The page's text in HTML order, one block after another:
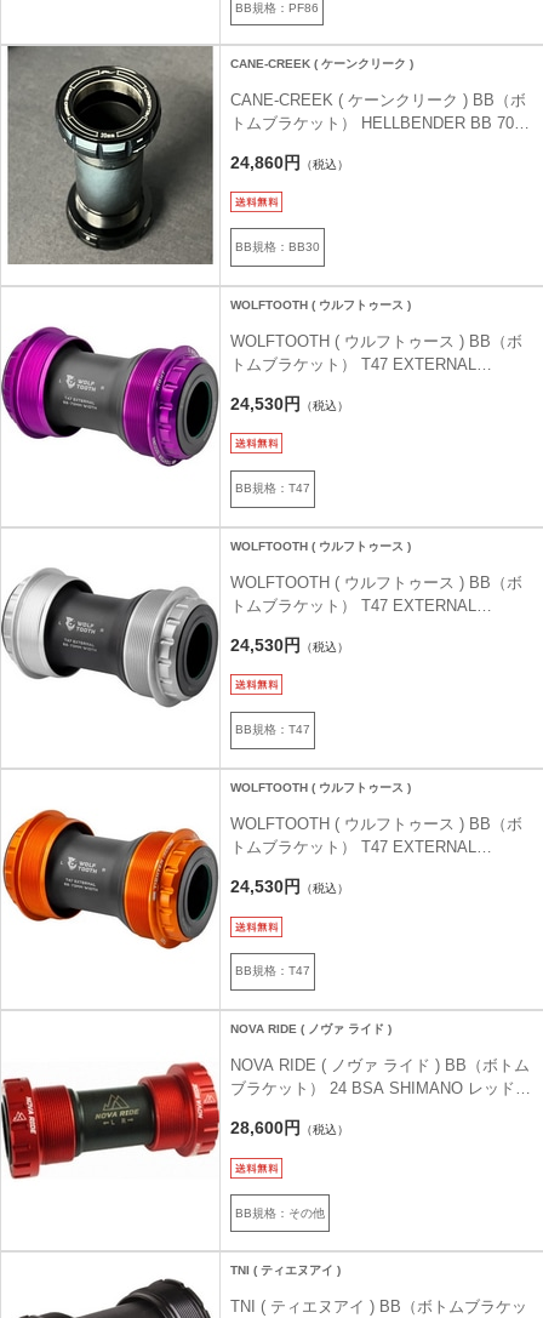
BB規格：PF86
CANE-CREEK ( ケーンクリーク )
CANE-CREEK ( ケーンクリーク ) BB（ボ
トムブラケット） HELLBENDER BB 70 (
BSA30(30mm)
24,860円 （税込）
BB規格：BB30
WOLFTOOTH ( ウルフトゥース )
WOLFTOOTH ( ウルフトゥース ) BB（ボ
トムブラケット） T47 EXTERNAL
ル ボトムブラケット ) ウルトラバイオレッ
トパープル T47EXT/24MM
24,530円 （税込）
BB規格：T47
WOLFTOOTH ( ウルフトゥース )
WOLFTOOTH ( ウルフトゥース ) BB（ボ
トムブラケット） T47 EXTERNAL
ル ボトムブラケット ) ロウシルバー
T47EXT/24MM
24,530円 （税込）
BB規格：T47
WOLFTOOTH ( ウルフトゥース )
WOLFTOOTH ( ウルフトゥース ) BB（ボ
トムブラケット） T47 EXTERNAL
ル ボトムブラケット ) オレンジ
T47EXT/30MM
24,530円 （税込）
BB規格：T47
NOVA RIDE ( ノヴァ ライド )
NOVA RIDE ( ノヴァ ライド ) BB（ボトム
ブラケット） 24 BSA SHIMANO レッド
28,600円 （税込）
BB規格：その他
TNI ( ティエヌアイ )
TNI ( ティエヌアイ ) BB（ボトムブラケッ